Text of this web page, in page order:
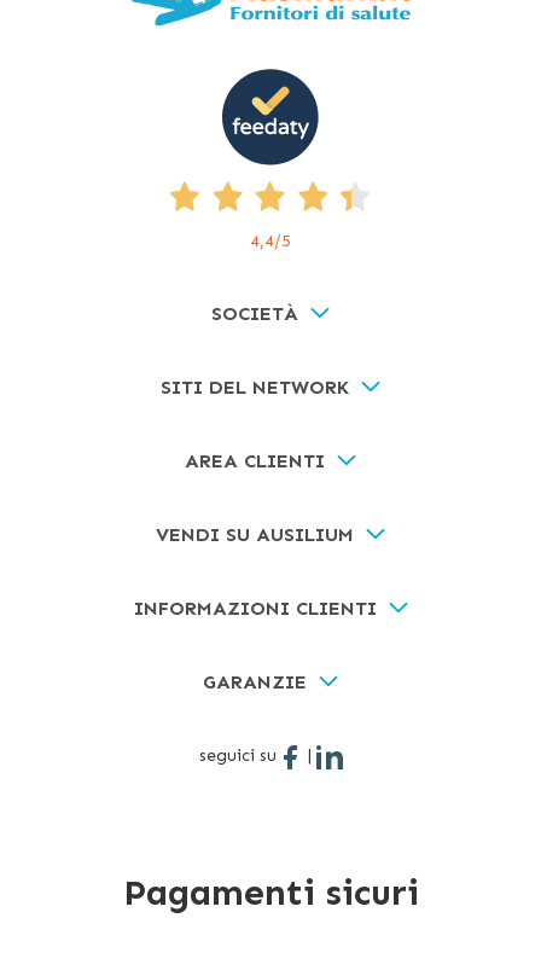
4,4/5
SOCIETÀ
SITI DEL NETWORK
AREA CLIENTI
VENDI SU AUSILIUM
INFORMAZIONI CLIENTI
GARANZIE
seguici su |
Pagamenti sicuri